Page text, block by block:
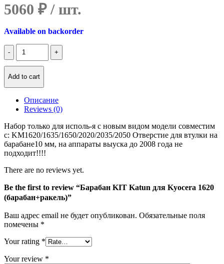
5060 ₽
Available on backorder
Количество
Барабан
KIT
Katun
1620
(барабан+ракель)
Add to cart
Описание
Reviews (0)
Набор только для исполь-я с новым видом модели совместим
с: KM1620/1635/1650/2020/2035/2050 Отверстие для втулки на
барабане10 мм, на аппараты выуска до 2008 года не
подходит!!!!
There are no reviews yet.
Be the first to review “Барабан KIT Katun для Kyocera 1620
(барабан+ракель)”
Ваш адрес email не будет опубликован. Обязательные поля
помечены *
Your rating *
Your review *